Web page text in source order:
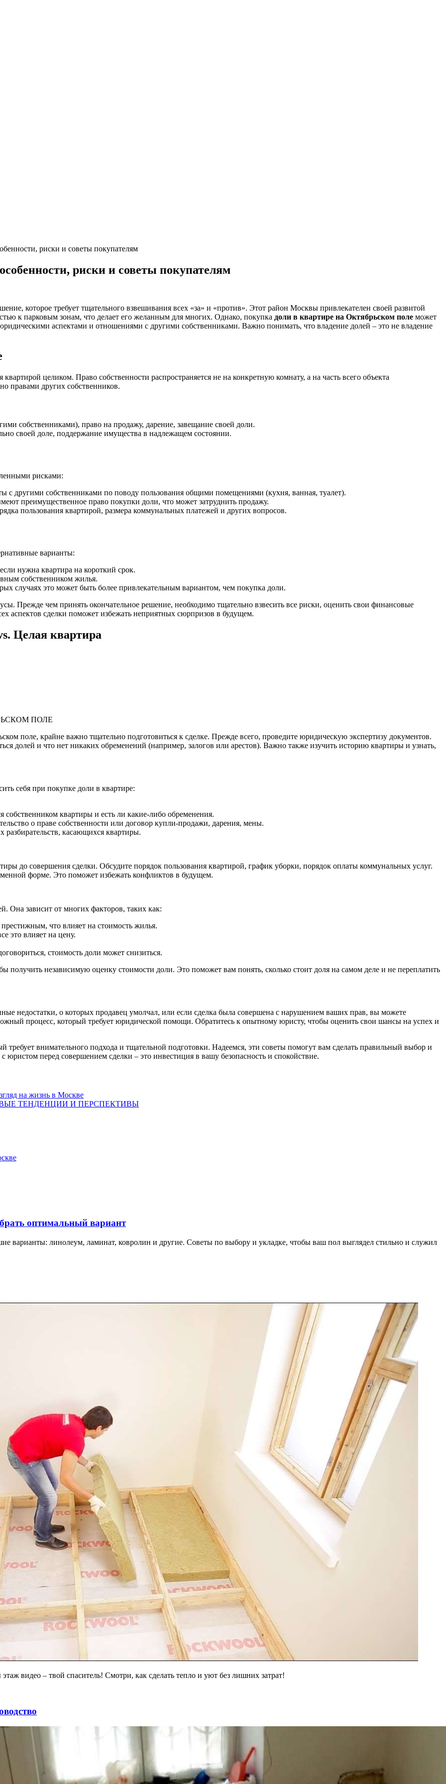
риски и советы покупателям
риски и советы покупателям
которое требует тщательного взвешивания всех «за» и «против». Этот район Москвы привлекателен своей развитой
к парковым зонам, что делает его желанным для многих. Однако, покупка доли в квартире на Октябрьском поле может
аспектами и отношениями с другими собственниками. Важно понимать, что владение долей – это не владение
целиком. Право собственности распространяется не на конкретную комнату, а на часть всего объекта
правами других собственников.
собственниками), право на продажу, дарение, завещание своей доли.
своей доле, поддержание имущества в надлежащем состоянии.
рисками:
с другими собственниками по поводу пользования общими помещениями (кухня, ванная, туалет).
преимущественное право покупки доли, что может затруднить продажу.
пользования квартирой, размера коммунальных платежей и других вопросов.
варианты:
нужна квартира на короткий срок.
собственником жилья.
случаях это может быть более привлекательным вариантом, чем покупка доли.
Прежде чем принять окончательное решение, необходимо тщательно взвесить все риски, оценить свои финансовые
аспектов сделки поможет избежать неприятных сюрпризов в будущем.
Целая квартира
ПОЛЕ
поле, крайне важно тщательно подготовиться к сделке. Прежде всего, проведите юридическую экспертизу документов.
долей и что нет никаких обременений (например, залогов или арестов). Важно также изучить историю квартиры и узнать,
себя при покупке доли в квартире:
квартиры и есть ли какие-либо обременения.
о праве собственности или договор купли-продажи, дарения, мены.
разбирательств, касающихся квартиры.
до совершения сделки. Обсудите порядок пользования квартирой, график уборки, порядок оплаты коммунальных услуг.
форме. Это поможет избежать конфликтов в будущем.
Она зависит от многих факторов, таких как:
что влияет на стоимость жилья.
это влияет на цену.
стоимость доли может снизиться.
получить независимую оценку стоимости доли. Это поможет вам понять, сколько стоит доля на самом деле и не переплатить
недостатки, о которых продавец умолчал, или если сделка была совершена с нарушением ваших прав, вы можете
процесс, который требует юридической помощи. Обратитесь к опытному юристу, чтобы оценить свои шансы на успех и
требует внимательного подхода и тщательной подготовки. Надеемся, эти советы помогут вам сделать правильный выбор и
юристом перед совершением сделки – это инвестиция в вашу безопасность и спокойствие.
на жизнь в Москве
ТЕНДЕНЦИИ И ПЕРСПЕКТИВЫ
оптимальный вариант
варианты: линолеум, ламинат, ковролин и другие. Советы по выбору и укладке, чтобы ваш пол выглядел стильно и служил
видео – твой спаситель! Смотри, как сделать тепло и уют без лишних затрат!